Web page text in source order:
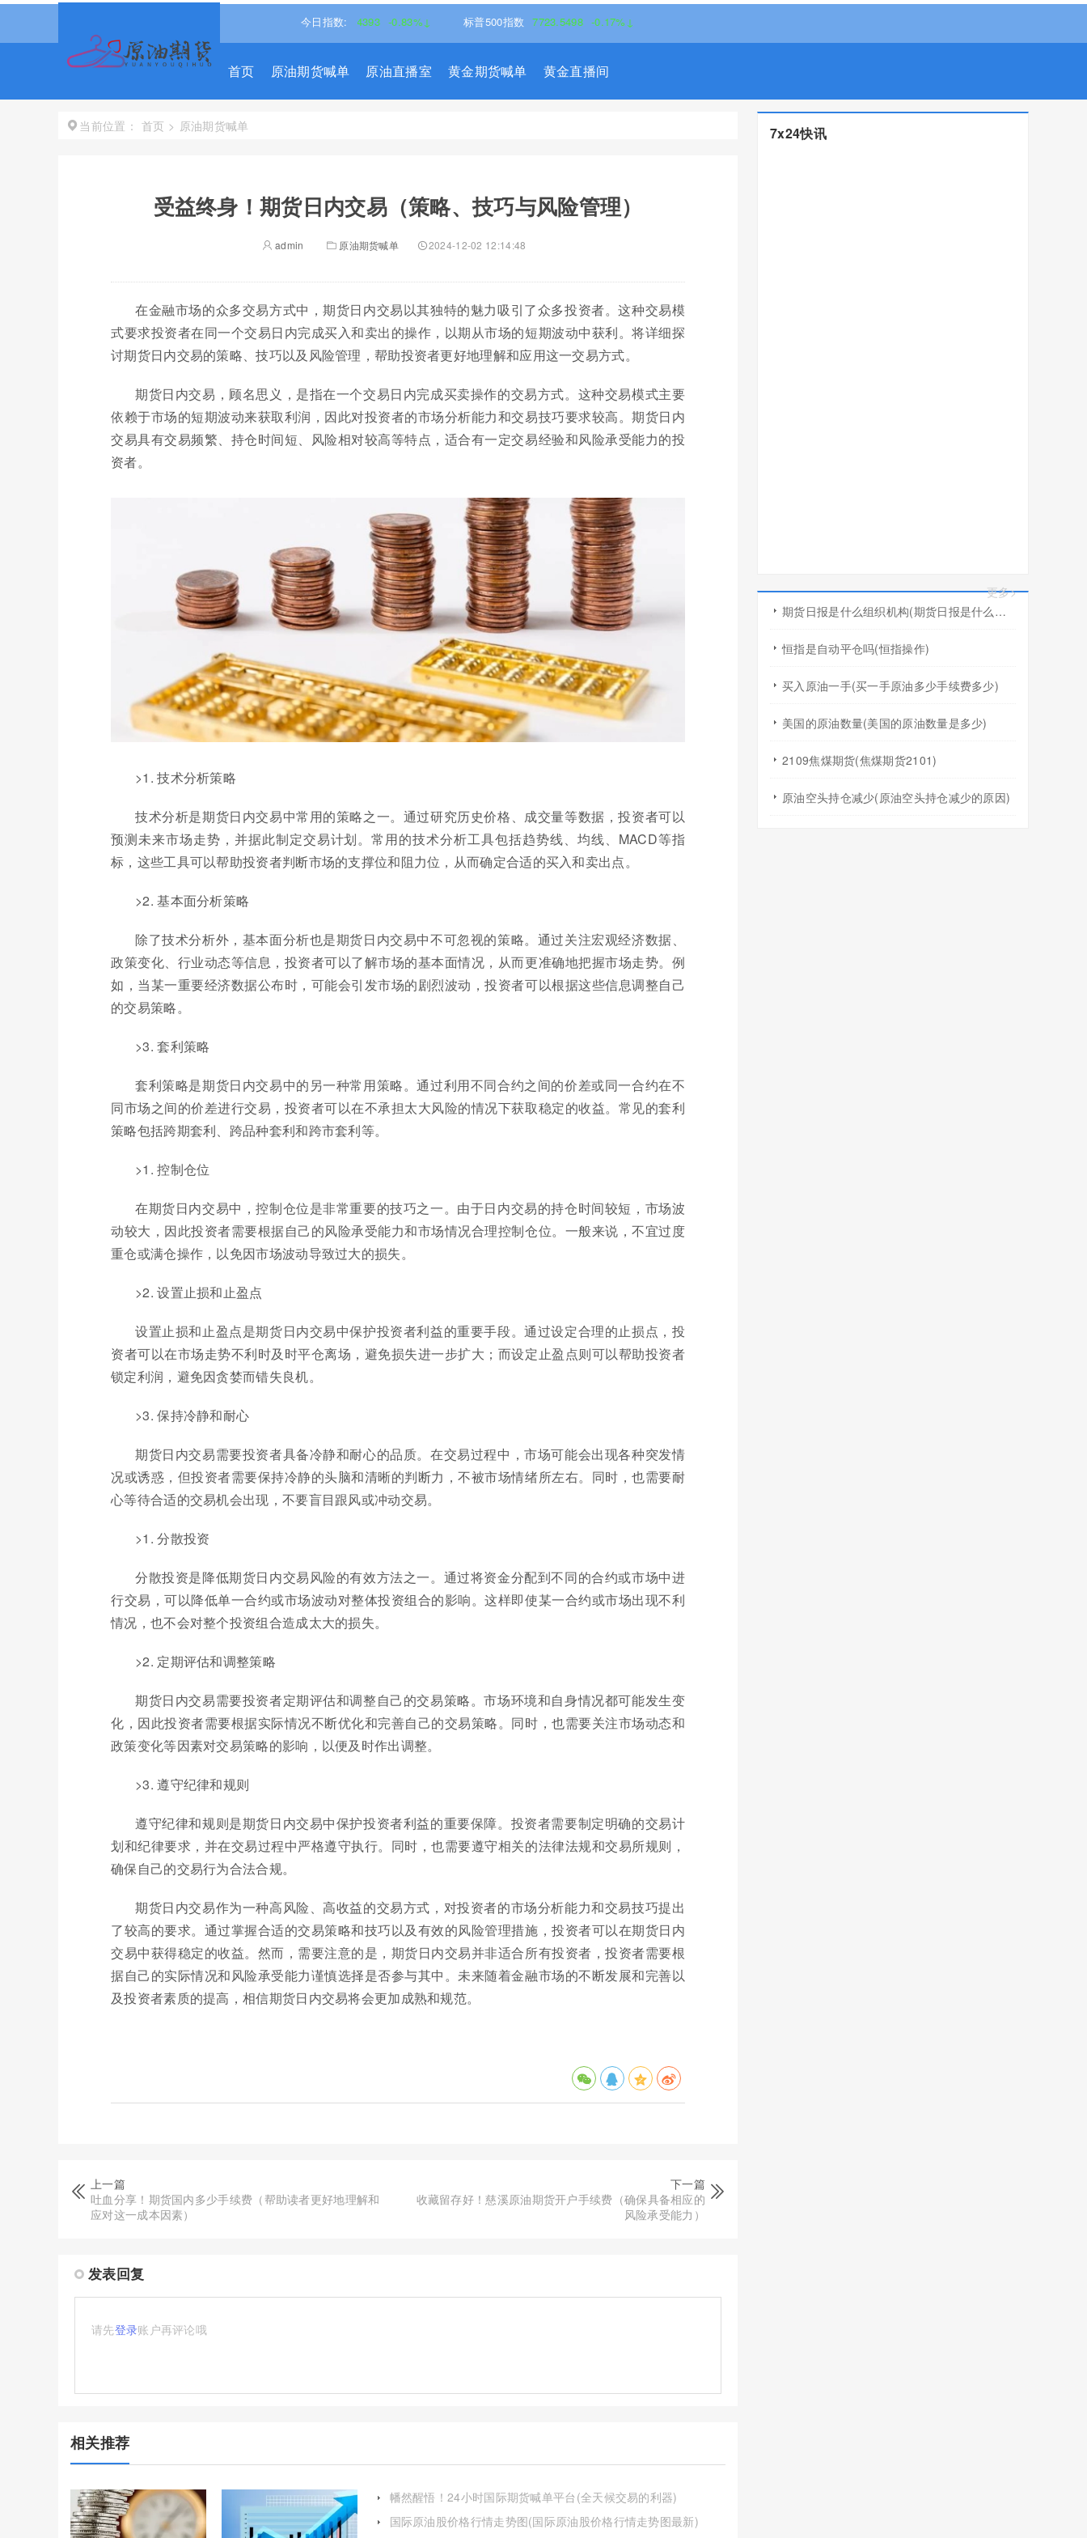
今日指数:
26363.4393 -0.83%↓ 标普500指数 7723.5498 -0.17%↓
首页 原油期货喊单 原油直播室 黄金期货喊单 黄金直播间
当前位置： 首页 > 原油期货喊单
受益终身！期货日内交易（策略、技巧与风险管理）
admin 原油期货喊单 2024-12-02 12:14:48
在金融市场的众多交易方式中，期货日内交易以其独特的魅力吸引了众多投资者。这种交易模
式要求投资者在同一个交易日内完成买入和卖出的操作，以期从市场的短期波动中获利。将详细探
讨期货日内交易的策略、技巧以及风险管理，帮助投资者更好地理解和应用这一交易方式。
期货日内交易，顾名思义，是指在一个交易日内完成买卖操作的交易方式。这种交易模式主要
依赖于市场的短期波动来获取利润，因此对投资者的市场分析能力和交易技巧要求较高。期货日内
交易具有交易频繁、持仓时间短、风险相对较高等特点，适合有一定交易经验和风险承受能力的投
资者。
>1. 技术分析策略
技术分析是期货日内交易中常用的策略之一。通过研究历史价格、成交量等数据，投资者可以
预测未来市场走势，并据此制定交易计划。常用的技术分析工具包括趋势线、均线、MACD等指
标，这些工具可以帮助投资者判断市场的支撑位和阻力位，从而确定合适的买入和卖出点。
>2. 基本面分析策略
除了技术分析外，基本面分析也是期货日内交易中不可忽视的策略。通过关注宏观经济数据、
政策变化、行业动态等信息，投资者可以了解市场的基本面情况，从而更准确地把握市场走势。例
如，当某一重要经济数据公布时，可能会引发市场的剧烈波动，投资者可以根据这些信息调整自己
的交易策略。
>3. 套利策略
套利策略是期货日内交易中的另一种常用策略。通过利用不同合约之间的价差或同一合约在不
同市场之间的价差进行交易，投资者可以在不承担太大风险的情况下获取稳定的收益。常见的套利
策略包括跨期套利、跨品种套利和跨市套利等。
>1. 控制仓位
在期货日内交易中，控制仓位是非常重要的技巧之一。由于日内交易的持仓时间较短，市场波
动较大，因此投资者需要根据自己的风险承受能力和市场情况合理控制仓位。一般来说，不宜过度
重仓或满仓操作，以免因市场波动导致过大的损失。
>2. 设置止损和止盈点
设置止损和止盈点是期货日内交易中保护投资者利益的重要手段。通过设定合理的止损点，投
资者可以在市场走势不利时及时平仓离场，避免损失进一步扩大；而设定止盈点则可以帮助投资者
锁定利润，避免因贪婪而错失良机。
>3. 保持冷静和耐心
期货日内交易需要投资者具备冷静和耐心的品质。在交易过程中，市场可能会出现各种突发情
况或诱惑，但投资者需要保持冷静的头脑和清晰的判断力，不被市场情绪所左右。同时，也需要耐
心等待合适的交易机会出现，不要盲目跟风或冲动交易。
>1. 分散投资
分散投资是降低期货日内交易风险的有效方法之一。通过将资金分配到不同的合约或市场中进
行交易，可以降低单一合约或市场波动对整体投资组合的影响。这样即使某一合约或市场出现不利
情况，也不会对整个投资组合造成太大的损失。
>2. 定期评估和调整策略
期货日内交易需要投资者定期评估和调整自己的交易策略。市场环境和自身情况都可能发生变
化，因此投资者需要根据实际情况不断优化和完善自己的交易策略。同时，也需要关注市场动态和
政策变化等因素对交易策略的影响，以便及时作出调整。
>3. 遵守纪律和规则
遵守纪律和规则是期货日内交易中保护投资者利益的重要保障。投资者需要制定明确的交易计
划和纪律要求，并在交易过程中严格遵守执行。同时，也需要遵守相关的法律法规和交易所规则，
确保自己的交易行为合法合规。
期货日内交易作为一种高风险、高收益的交易方式，对投资者的市场分析能力和交易技巧提出
了较高的要求。通过掌握合适的交易策略和技巧以及有效的风险管理措施，投资者可以在期货日内
交易中获得稳定的收益。然而，需要注意的是，期货日内交易并非适合所有投资者，投资者需要根
据自己的实际情况和风险承受能力谨慎选择是否参与其中。未来随着金融市场的不断发展和完善以
及投资者素质的提高，相信期货日内交易将会更加成熟和规范。
上一篇
吐血分享！期货国内多少手续费（帮助读者更好地理解和
应对这一成本因素）
下一篇
收藏留存好！慈溪原油期货开户手续费（确保具备相应的
风险承受能力）
发表回复
请先登录账户再评论哦
相关推荐
幡然醒悟！24小时国际期货喊单平台(全天候交易的利器)
国际原油股价格行情走势图(国际原油股价格行情走势图最新)
7x24快讯
更多>
期货日报是什么组织机构(期货日报是什么组织机构的)
恒指是自动平仓吗(恒指操作)
买入原油一手(买一手原油多少手续费多少)
美国的原油数量(美国的原油数量是多少)
2109焦煤期货(焦煤期货2101)
原油空头持仓减少(原油空头持仓减少的原因)